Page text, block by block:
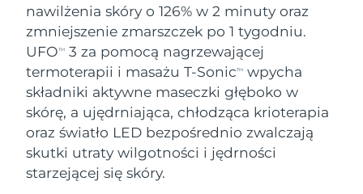
nawilżenia skóry o 126% w 2 minuty oraz
zmniejszenie zmarszczek po 1 tygodniu.
UFOTM
3 za pomocą nagrzewającej
termoterapii i masażu T-SonicTM
wpycha
składniki aktywne maseczki głęboko w
skórę, a ujędrniająca, chłodząca krioterapia
oraz światło LED bezpośrednio zwalczają
skutki utraty wilgotności i jędrności
starzejącej się skóry.
Uzbekistan
Oczekiwany czas dostawy
Wietnam
Oczekiwany czas dostawy
8/16/26